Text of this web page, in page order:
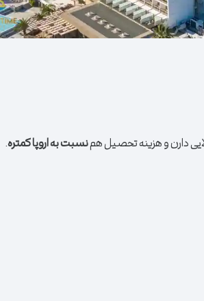
دارن و هزینه تحصیل همنسبت به اروپا کمتره.